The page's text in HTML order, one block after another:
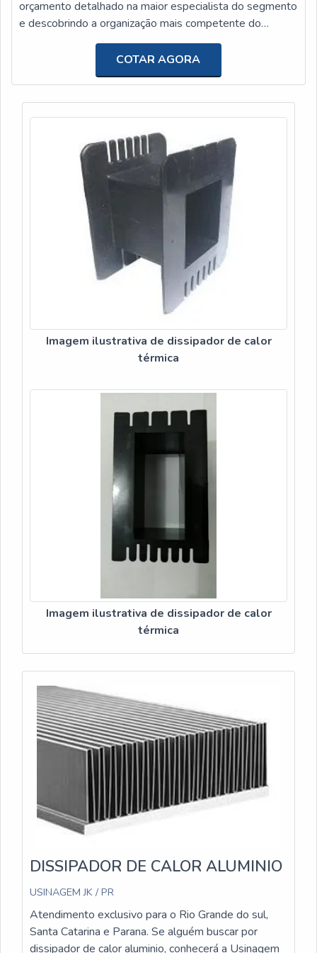
orçamento detalhado na maior especialista do segmento
e descobrindo a organização mais competente do
ramo.Quando o quesito é mouse pad sob medida, com a
equipe da Polispuma o cliente conseguirá precisão com
pagamento acessível.MAIS INFORMAÇÕES
Polispuma canaliza sua energia em proporcionar aos
COTAR AGORA
Imagem ilustrativa de dissipador de calor
térmica
Imagem ilustrativa de dissipador de calor
térmica
DISSIPADOR DE CALOR ALUMINIO
USINAGEM JK / PR
Atendimento exclusivo para o Rio Grande do sul,
Santa Catarina e Parana. Se alguém buscar por
dissipador de calor aluminio, conhecerá a Usinagem